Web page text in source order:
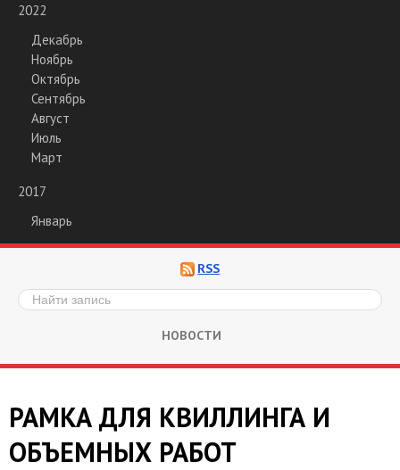
2022
Декабрь
Ноябрь
Октябрь
Сентябрь
Август
Июль
Март
2017
Январь
RSS
НОВОСТИ
РАМКА ДЛЯ КВИЛЛИНГА И
ОБЪЕМНЫХ РАБОТ